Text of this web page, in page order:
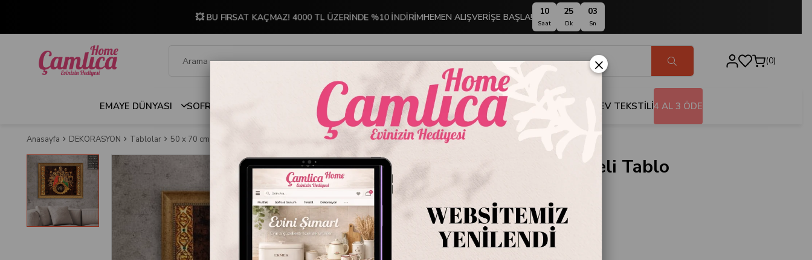
💥 BU FIRSAT KAÇMAZ! 4000 TL ÜZERİNDE %10 İNDİRİM!HEMEN ALIŞVERİŞE BAŞLA! 10
Saat
25
Dk
02
Sn
0
EMAYE DÜNYASI SOFRA & MUTFAK İNDİRİMLİ ÜRÜNLER DEKORASYON TABLO KOLEKSİYONU EV TEKSTİLİ4 AL 3 ÖDE
Anasayfa DEKORASYON Tablolar 50 x 70 cm Çerçeveli Tablo CL 050 Çerçeveli Tablo
CL 050 Çerçeveli Tablo
Stok Kodu
Marka:Kare Home
CL 050 Çerçeveli Tablo
×